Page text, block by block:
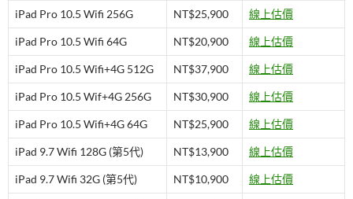
iPad Pro 10.5 Wifi 256G NT$25,900 線上估價
iPad Pro 10.5 Wifi 64G NT$20,900 線上估價
iPad Pro 10.5 Wifi+4G 512G NT$37,900 線上估價
iPad Pro 10.5 Wif+4G 256G NT$30,900 線上估價
iPad Pro 10.5 Wifi+4G 64G NT$25,900 線上估價
iPad 9.7 Wifi 128G (第5代) NT$13,900 線上估價
iPad 9.7 Wifi 32G (第5代) NT$10,900 線上估價